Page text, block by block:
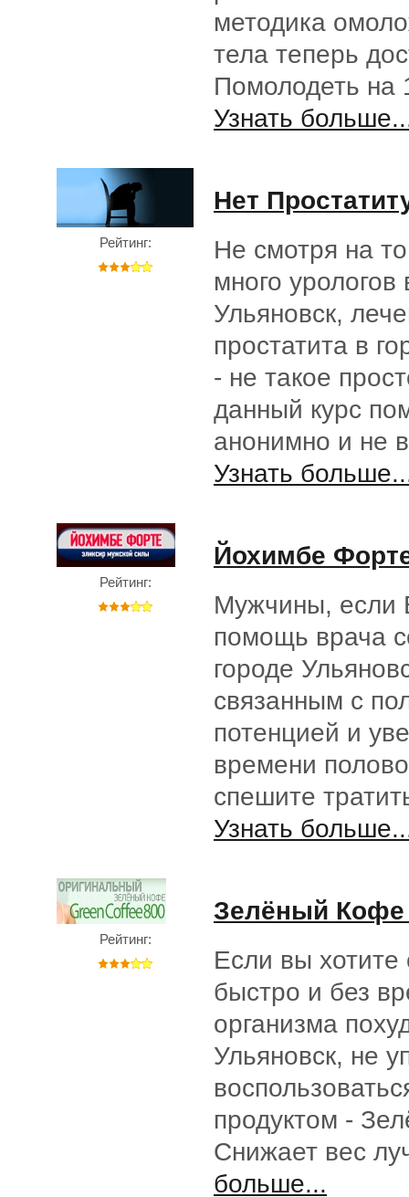
методика
тела теперь
Помолодеть на
Узнать
Рейтинг:
Нет
Не смотря на
много урологов
Ульяновск,
простатита в
- не такое
данный курс
анонимно и не
Узнать
Рейтинг:
Йохимбе
Мужчины, если
помощь врача
городе
связанным с
потенцией и
времени
спешите
Узнать
Рейтинг:
Зелёный Кофе
Если вы хотите
быстро и без
организма
Ульяновск, не
продуктом -
Снижает вес
больше...